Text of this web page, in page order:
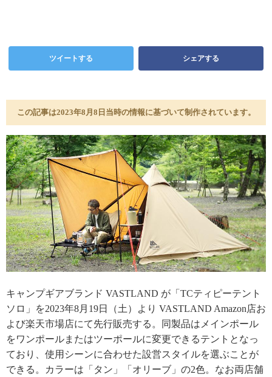
ツイートする シェアする
この記事は2023年8月8日当時の情報に基づいて制作されています。
キャンプギアブランド VASTLAND が「TCティピーテント
ソロ」を2023年8月19日（土）より VASTLAND Amazon店お
よび楽天市場店にて先行販売する。同製品はメインポール
をワンポールまたはツーポールに変更できるテントとなっ
ており、使用シーンに合わせた設営スタイルを選ぶことが
できる。カラーは「タン」「オリーブ」の2色。なお両店舗